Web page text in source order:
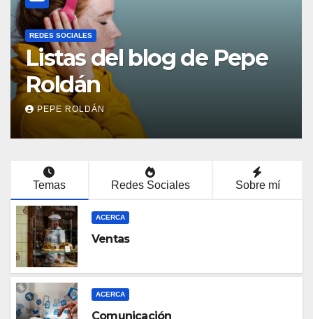
REDES SOCIALES
Listas del blog de Pepe
Roldán
PEPE ROLDÁN
Temas Redes Sociales Sobre mí
ACERCA
Ventas
ACERCA
Comunicación